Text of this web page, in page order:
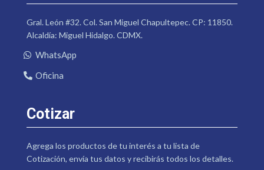
Gral. León #32. Col. San Miguel Chapultepec. CP: 11850.
Alcaldía: Miguel Hidalgo. CDMX.
WhatsApp
Oficina
Cotizar
Agrega los productos de tu interés a tu lista de
Cotización, envía tus datos y recibirás todos los detalles.